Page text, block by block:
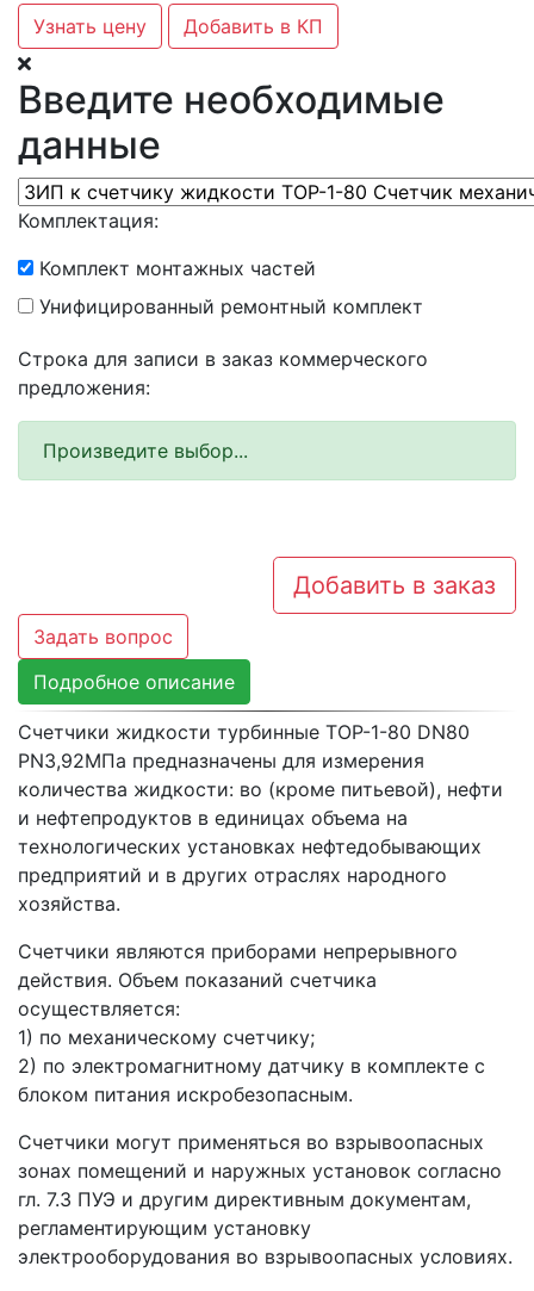
Узнать цену Добавить в КП
Введите необходимые
данные
Комплектация:
Комплект монтажных частей
Унифицированный ремонтный комплект
Строка для записи в заказ коммерческого
предложения:
Произведите выбор...
Добавить в заказ
Задать вопрос
Подробное описание
Счетчики жидкости турбинные ТОР-1-80 DN80
PN3,92МПа предназначены для измерения
количества жидкости: во (кроме питьевой), нефти
и нефтепродуктов в единицах объема на
технологических установках нефтедобывающих
предприятий и в других отраслях народного
хозяйства.
Счетчики являются приборами непрерывного
действия. Объем показаний счетчика
осуществляется:
1) по механическому счетчику;
2) по электромагнитному датчику в комплекте с
блоком питания искробезопасным.
Счетчики могут применяться во взрывоопасных
зонах помещений и наружных установок согласно
гл. 7.3 ПУЭ и другим директивным документам,
регламентирующим установку
электрооборудования во взрывоопасных условиях.